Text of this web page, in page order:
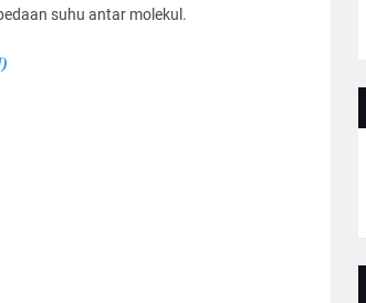
suhu antar molekul.